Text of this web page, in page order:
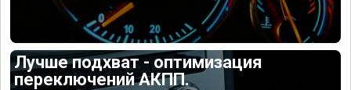
Лучше подхват - оптимизация
переключений АКПП.